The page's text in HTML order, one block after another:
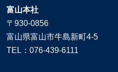
富山本社
〒930-0856
富山県富山市牛島新町4-5
TEL：076-439-6111